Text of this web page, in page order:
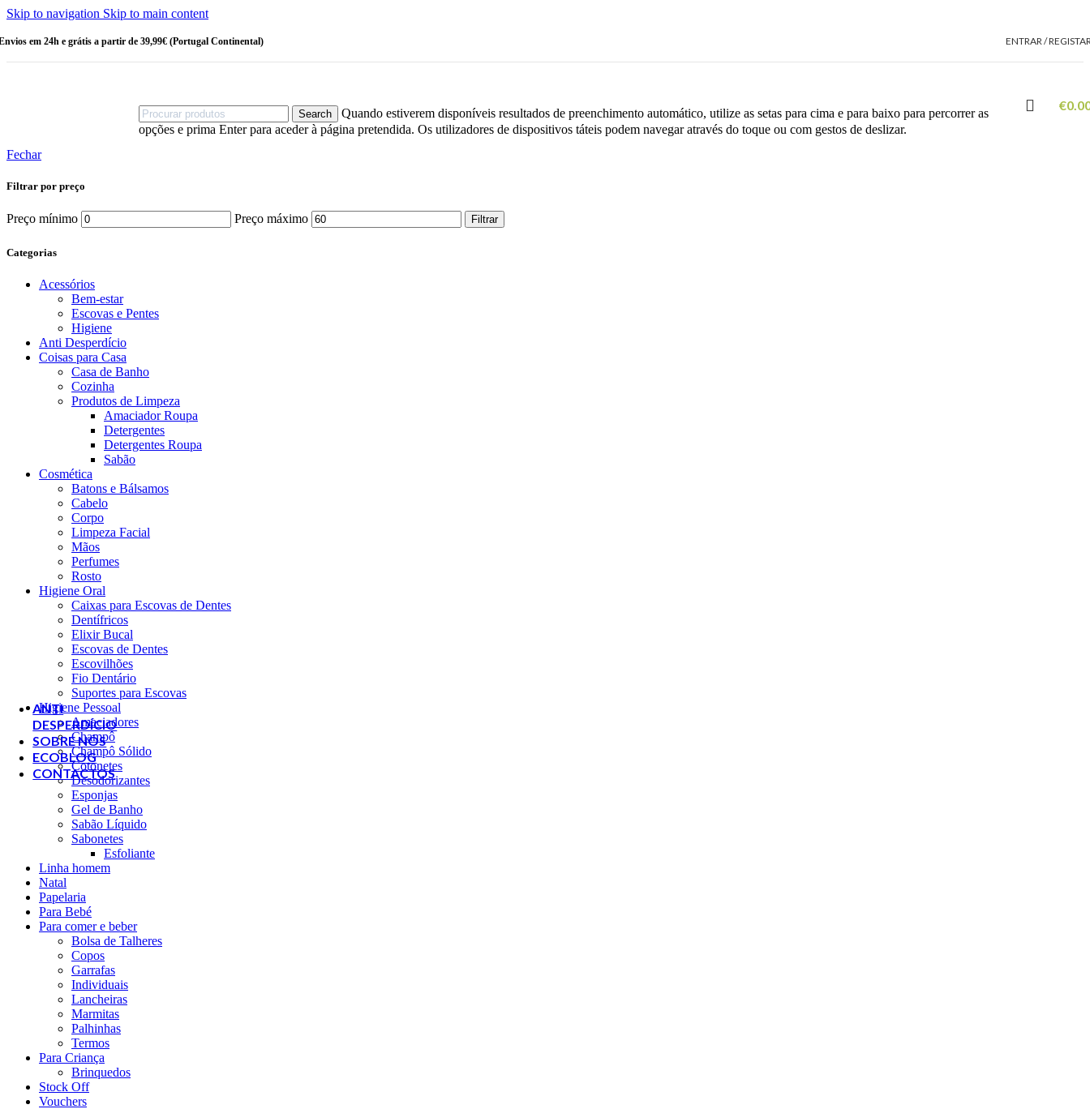
Skip to navigation Skip to main content
em 24h e grátis a partir de 39,99€ (Portugal Continental) ENTRAR /
HIGIENE
Amaciadores
Champô
Cotonetes
Desodorizantes
OUTRAS
CATEGORIAS
Bebé
MAIS VENDIDOS
Sérum Eco-
fermentado
(30ml) -
laSaponaria
€9.90
Escova de
Dentes Bambu -
Cabo Plano
Adulto -
Humble
O preço
original era:
€1.99.
preço atual é:
€1.80.
Ácido
Hialurónico
(30ml) -
laSaponaria
€9.90
ANTI
DESPERDÍCIO
SOBRE NÓS
ECOBLOG
CONTACTOS
Search
Quando estiverem disponíveis resultados de preenchimento automático, utilize as setas para cima e para baixo para percorrer as
opções e prima Enter para aceder à página pretendida. Os utilizadores de dispositivos táteis podem navegar através do toque ou com gestos de deslizar.
€
Fechar
Filtrar por preço
Preço mínimo Preço máximo Filtrar
Categorias
Acessórios
Bem-estar
Escovas e Pentes
Higiene
Anti Desperdício
Coisas para Casa
Casa de Banho
Cozinha
Produtos de Limpeza
Amaciador Roupa
Detergentes
Detergentes Roupa
Sabão
Cosmética
Batons e Bálsamos
Cabelo
Corpo
Limpeza Facial
Mãos
Perfumes
Rosto
Higiene Oral
Caixas para Escovas de Dentes
Dentífricos
Elixir Bucal
Escovas de Dentes
Escovilhões
Fio Dentário
Suportes para Escovas
Higiene Pessoal
Amaciadores
Champô
Champô Sólido
Cotonetes
Desodorizantes
Esponjas
Gel de Banho
Sabão Líquido
Sabonetes
Esfoliante
Linha homem
Natal
Papelaria
Para Bebé
Para comer e beber
Bolsa de Talheres
Copos
Garrafas
Individuais
Lancheiras
Marmitas
Palhinhas
Termos
Para Criança
Brinquedos
Stock Off
Vouchers